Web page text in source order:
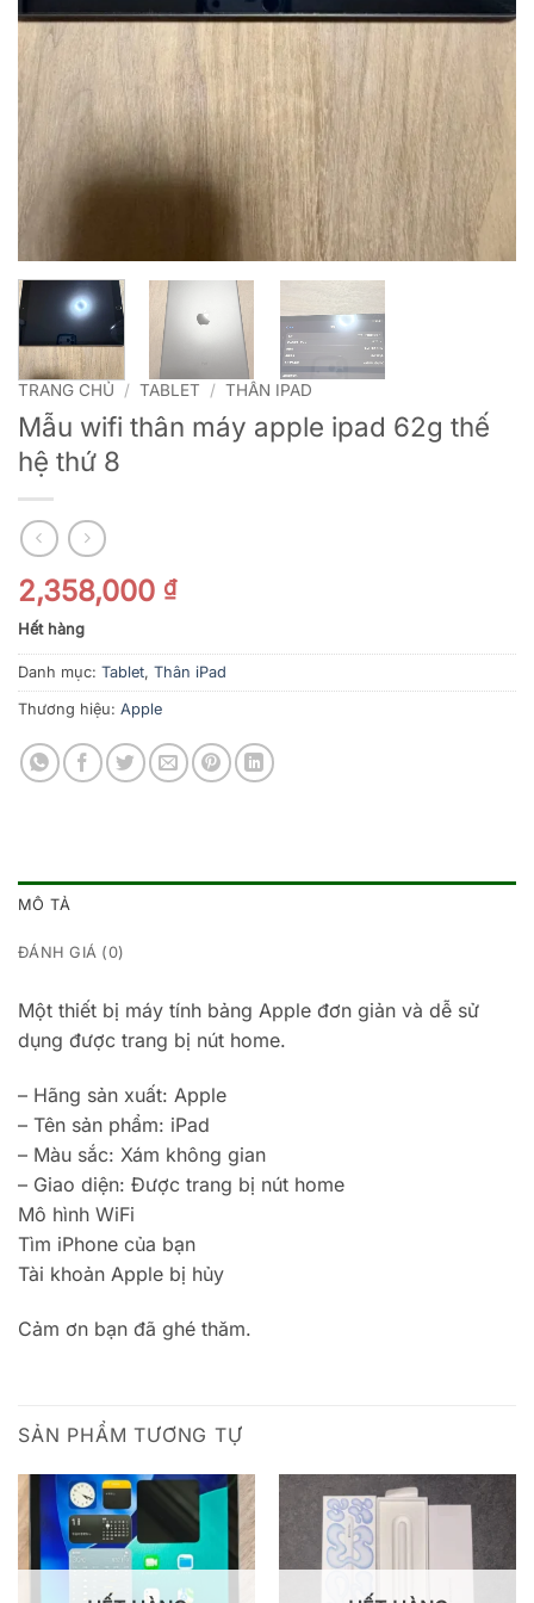
TRANG CHỦ / TABLET / THÂN IPAD
Mẫu wifi thân máy apple ipad 62g thế
hệ thứ 8
2,358,000 ₫
Hết hàng
Danh mục: Tablet, Thân iPad
Thương hiệu: Apple
MÔ TẢ
ĐÁNH GIÁ (0)
Một thiết bị máy tính bảng Apple đơn giản và dễ sử
dụng được trang bị nút home.
– Hãng sản xuất: Apple
– Tên sản phẩm: iPad
– Màu sắc: Xám không gian
– Giao diện: Được trang bị nút home
Mô hình WiFi
Tìm iPhone của bạn
Tài khoản Apple bị hủy
Cảm ơn bạn đã ghé thăm.
SẢN PHẨM TƯƠNG TỰ